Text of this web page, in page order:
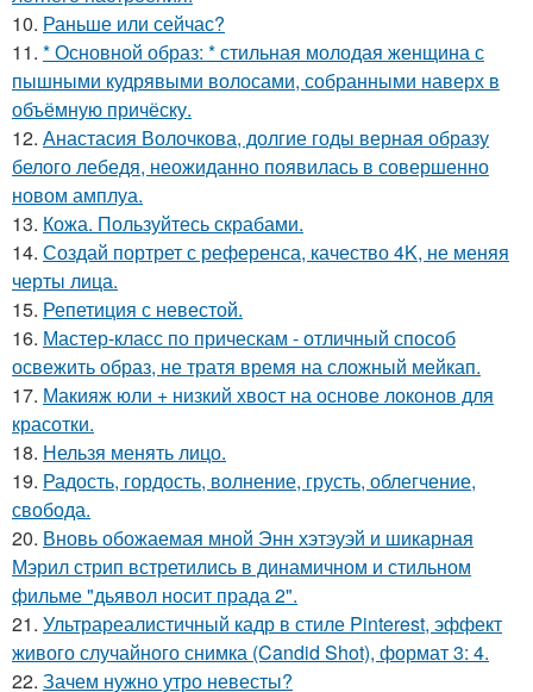
10. Раньше или сейчас?
11. * Основной образ: * стильная молодая женщина с
пышными кудрявыми волосами, собранными наверх в
объёмную причёску.
12. Анастасия Волочкова, долгие годы верная образу
белого лебедя, неожиданно появилась в совершенно
новом амплуа.
13. Кожа. Пользуйтесь скрабами.
14. Создай портрет с референса, качество 4K, не меняя
черты лица.
15. Репетиция с невестой.
16. Мастер-класс по прическам - отличный способ
освежить образ, не тратя время на сложный мейкап.
17. Макияж юли + низкий хвост на основе локонов для
красотки.
18. Нельзя менять лицо.
19. Радость, гордость, волнение, грусть, облегчение,
свобода.
20. Вновь обожаемая мной Энн хэтэуэй и шикарная
Мэрил стрип встретились в динамичном и стильном
фильме "дьявол носит прада 2".
21. Ультрареалистичный кадр в стиле Pinterest, эффект
живого случайного снимка (Candid Shot), формат 3: 4.
22. Зачем нужно утро невесты?